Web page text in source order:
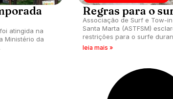
atingida na
Ministério da
Regras para o
Associação de Surf e Tow-
Santa Marta (ASTFSM)
restrições para o surfe
de pesca da tainha em Santa
leia mais »